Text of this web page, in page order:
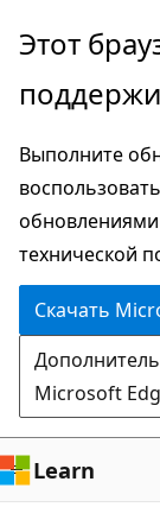
Пропустить
перейти
основному
содержимому
Этот
Выполните
обновлениями
технической
Скачать
Microsoft
Learn